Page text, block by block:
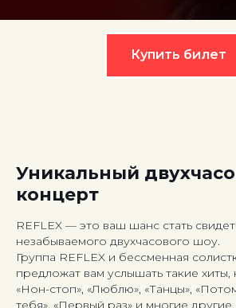
Купить билет
Уникальный
концерт
REFLEX — это ваш шанс стать
незабываемого двухчасового шоу.
Группа REFLEX и бессменная
предложат вам услышать такие хиты,
«Нон-стоп», «Люблю», «Танцы»,
тебя», «Первый раз» и многие